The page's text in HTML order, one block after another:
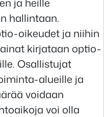
hallintaan.
oikeudet ja niihin
kirjataan optio-
Osallistujat
alueille ja
voidaan
voi olla